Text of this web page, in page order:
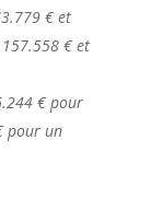
€ et
€ et
€ pour
pour un